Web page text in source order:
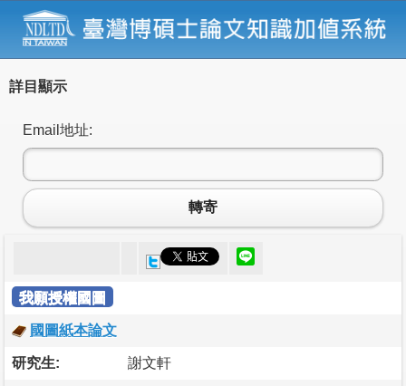
詳目顯示
Email地址:
轉寄
我願授權國圖
國圖紙本論文
研究生: 謝文軒